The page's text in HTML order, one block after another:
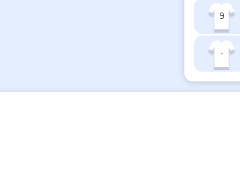
9
-